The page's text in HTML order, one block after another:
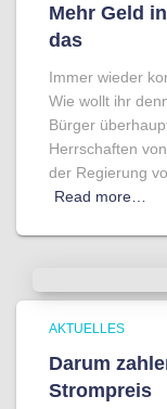
Mehr Geld
das
Immer wieder
Wie wollt ihr
Bürger
Herrschaften
der Regierung
Read more…
AKTUELLES
Darum
Strompreis